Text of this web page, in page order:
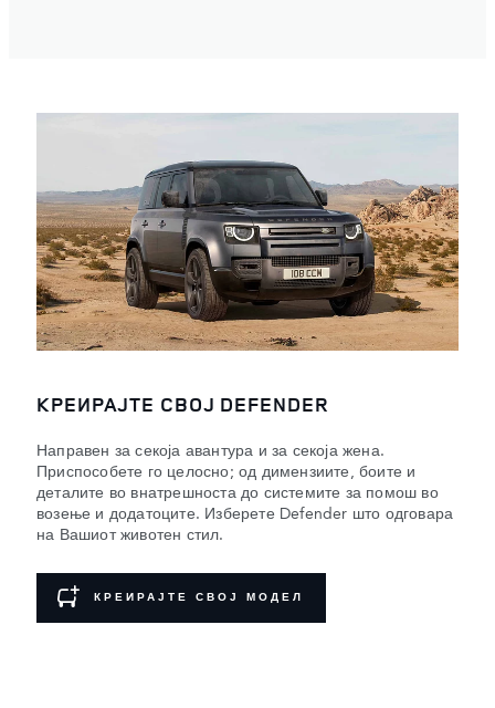
КРЕИРАЈТЕ СВОЈ DEFENDER
Направен за секоја авантура и за секоја жена.
Приспособете го целосно; од димензиите, боите и
деталите во внатрешноста до системите за помош во
возење и додатоците. Изберете Defender што одговара
на Вашиот животен стил.
КРЕИРАЈТЕ СВОЈ МОДЕЛ